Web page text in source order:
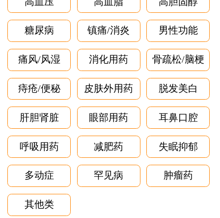
糖尿病 镇痛/消炎 男性功能
痛风/风湿 消化用药 骨疏松/脑梗
痔疮/便秘 皮肤外用药 脱发美白
肝胆肾脏 眼部用药 耳鼻口腔
呼吸用药 减肥药 失眠抑郁
多动症 罕见病 肿瘤药
其他类